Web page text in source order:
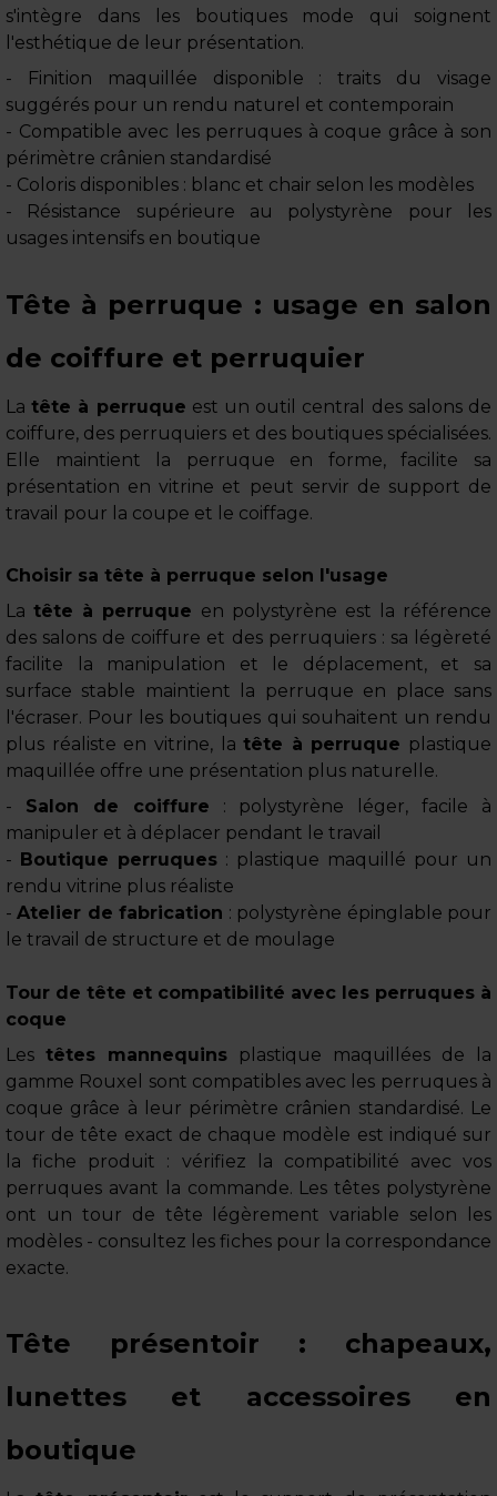
s'intègre dans les boutiques mode qui soignent
l'esthétique de leur présentation.
- Finition maquillée disponible : traits du visage
suggérés pour un rendu naturel et contemporain
- Compatible avec les perruques à coque grâce à son
périmètre crânien standardisé
- Coloris disponibles : blanc et chair selon les modèles
- Résistance supérieure au polystyrène pour les
usages intensifs en boutique
Tête à perruque : usage en salon
de coiffure et perruquier
Latête à perruque est un outil central des salons de
coiffure, des perruquiers et des boutiques spécialisées.
Elle maintient la perruque en forme, facilite sa
présentation en vitrine et peut servir de support de
travail pour la coupe et le coiffage.
Choisir sa tête à perruque selon l'usage
Latête à perruque en polystyrène est la référence
des salons de coiffure et des perruquiers : sa légèreté
facilite la manipulation et le déplacement, et sa
surface stable maintient la perruque en place sans
l'écraser. Pour les boutiques qui souhaitent un rendu
plus réaliste en vitrine, latête à perruque plastique
maquillée offre une présentation plus naturelle.
- Salon de coiffure : polystyrène léger, facile à
manipuler et à déplacer pendant le travail
-
Boutique perruques : plastique maquillé pour un
rendu vitrine plus réaliste
-Atelier de fabrication : polystyrène épinglable pour
le travail de structure et de moulage
Tour de tête et compatibilité avec les perruques à
coque
Les têtes mannequins plastique maquillées de la
gamme Rouxel sont compatibles avec les perruques à
coque grâce à leur périmètre crânien standardisé. Le
tour de tête exact de chaque modèle est indiqué sur
la fiche produit : vérifiez la compatibilité avec vos
perruques avant la commande. Les têtes polystyrène
ont un tour de tête légèrement variable selon les
modèles - consultez les fiches pour la correspondance
exacte.
Tête présentoir : chapeaux,
lunettes et accessoires en
boutique